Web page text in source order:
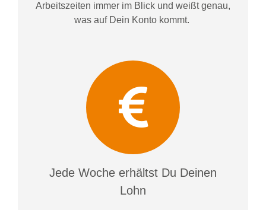
Arbeitszeiten immer im Blick und weißtgenau,
was auf Dein Konto kommt.
Jede Woche erhältst Du Deinen
Lohn